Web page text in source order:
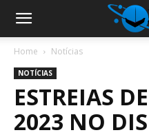
Home Notícias
NOTÍCIAS
ESTREIAS
2023 NO